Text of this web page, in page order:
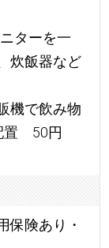
ターを一
炊飯器など
機で飲み物
置 50円
保険あり・